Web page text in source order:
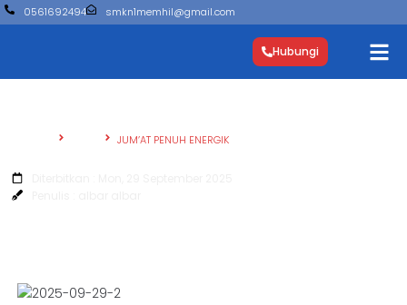
0561692494 smkn1memhil@gmail.com
Hubungi
JUM’AT PENUH ENERGIK